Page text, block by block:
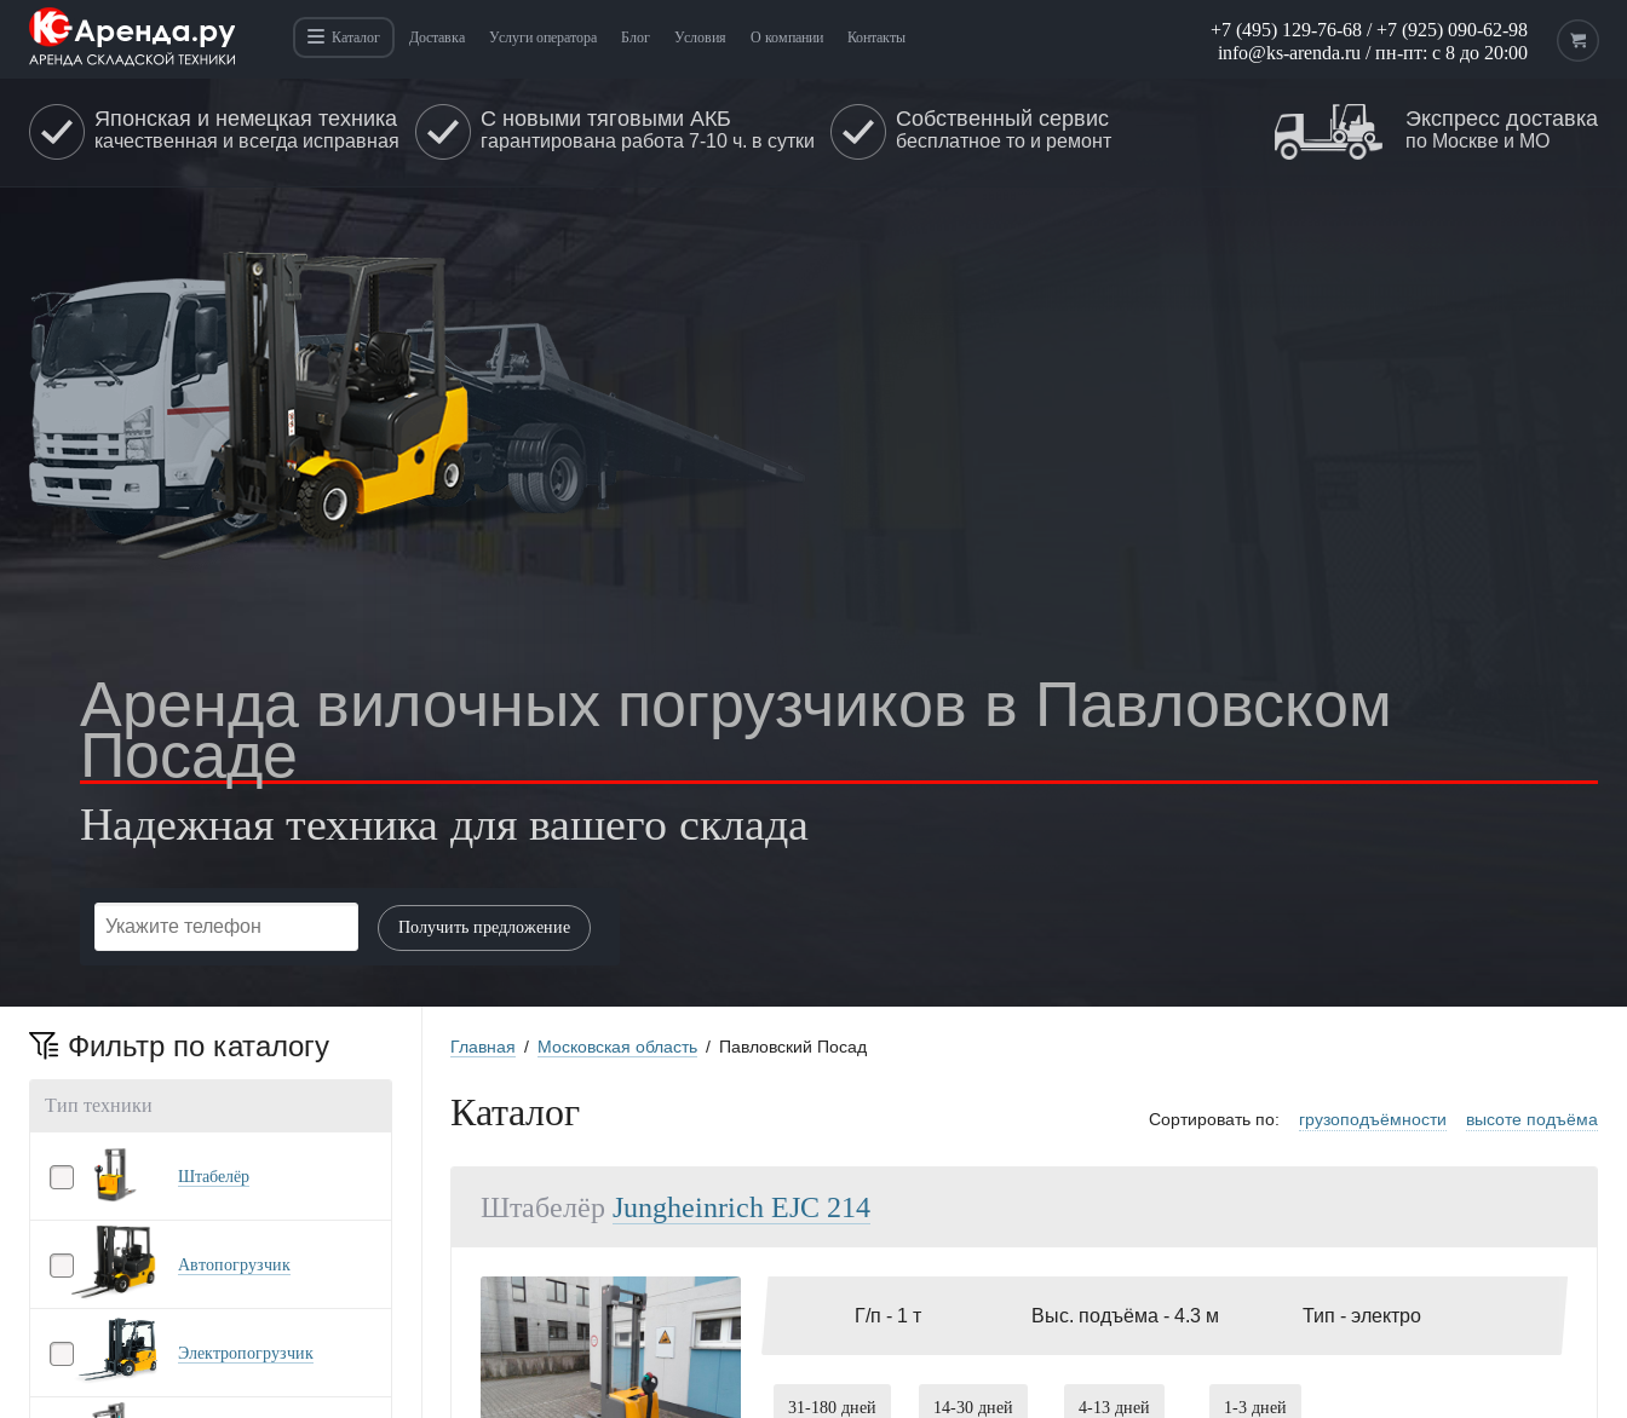
Каталог Доставка Услуги оператора Блог Условия О компании Контакты +7 (495) 129-76-68 /+7 (925) 090-62-98
info@ks-arenda.ru / пн-пт: с 8 до 20:00
Японская и немецкая техника
качественная и всегда исправная
С новыми тяговыми АКБ
гарантирована работа 7-10 ч. в сутки
Собственный сервис
бесплатное то и ремонт
Экспресс доставка
по Москве и МО
Аренда вилочных погрузчиков в Павловском
Посаде
Надежная техника для вашего склада
Фильтр по каталогу
Тип техники
Штабелёр
Автопогрузчик
Электропогрузчик
Главная / Московская область / Павловский Посад
Каталог Сортировать по: грузоподъёмности высоте подъёма
Штабелёр Jungheinrich EJC 214
Г/п - 1 т Выс. подъёма - 4.3 м Тип - электро
31-180 дней 14-30 дней 4-13 дней 1-3 дней